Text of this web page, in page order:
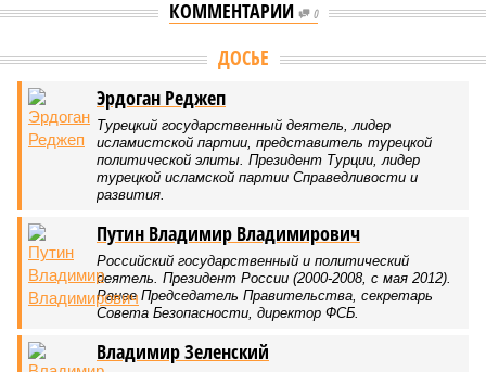
КОММЕНТАРИИ 0
Версия //Конфликт //Монополия вкладывалась-вкладывалась в
Монополия вкладывалась-вкладывалась в Армению и
довкладывалась
РЖД против своей страны
Монополия вкладывалась-вкладывалась в Армению и довкладывалась
(фото: Deep Vision)